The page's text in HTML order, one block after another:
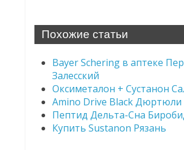
Похожие статьи
Bayer Schering в аптеке
Залесский
Оксиметалон + Сустанон
Amino Drive Black Дюртюли
Пептид Дельта-Сна
Купить Sustanon Рязань